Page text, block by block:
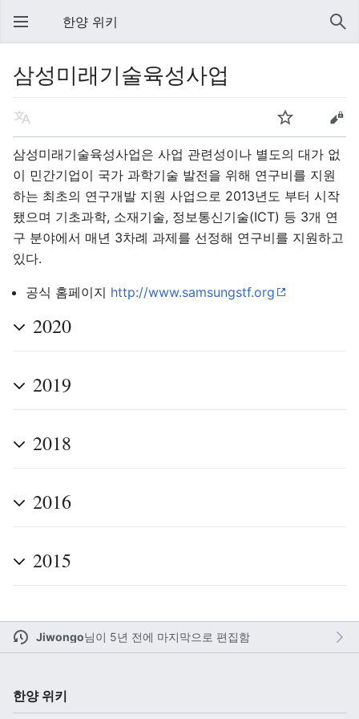
한양 위키
삼성미래기술육성사업
삼성미래기술육성사업은 사업 관련성이나 별도의 대가 없
이 민간기업이 국가 과학기술 발전을 위해 연구비를 지원
하는 최초의 연구개발 지원 사업으로 2013년도 부터 시작
됐으며 기초과학, 소재기술, 정보통신기술(ICT) 등 3개 연
구 분야에서 매년 3차례 과제를 선정해 연구비를 지원하고
있다.
공식 홈페이지 http://www.samsungstf.org
2020
2019
2018
2016
2015
Jiwongo님이 5년 전에 마지막으로 편집함
한양 위키